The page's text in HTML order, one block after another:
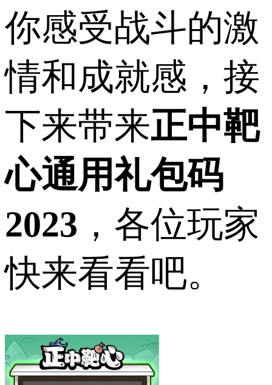
你感受战斗的激
情和成就感，接
下来带来正中靶
心通用礼包码
2023 ，各位玩家
快来看看吧。